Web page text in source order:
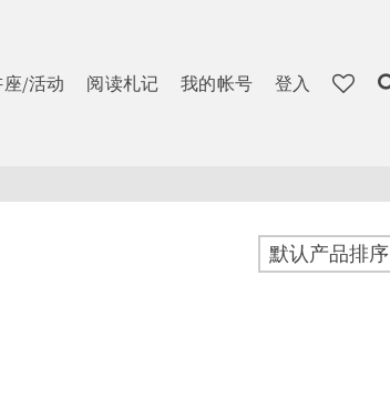
座/活动 阅读札记 我的帐号 登入
默认产品排序